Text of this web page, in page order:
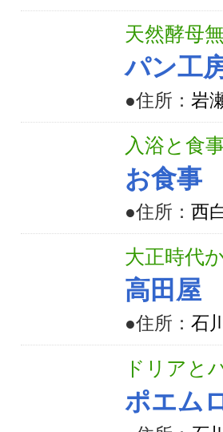
天然酵母
パン工
●住所： 岩
入浴と食
お食事
●住所： 西
大正時代
高田屋
●住所： 石
ドリアと
ポエム